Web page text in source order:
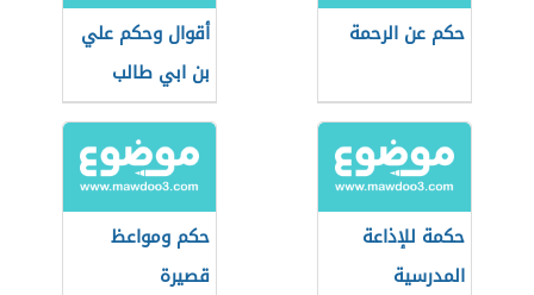
حكم عن الرحمة
أقوال وحكم علي
بن ابي طالب
حكمة للإذاعة
المدرسية
حكم ومواعظ
قصيرة